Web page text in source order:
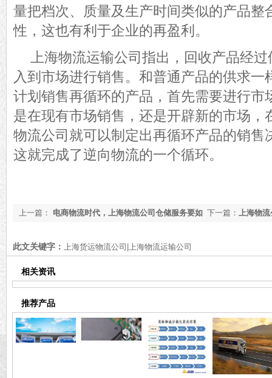
量把档次、质量及生产时间类似的产品整
性 ，这也有利于企业的再盈利 。
上海物流运输公司指出， 回收产品经
入到市场进行销售。和普通产品的供求一
计划销售再循环的产品，首先需要进行市
是在现有市场销售，还是开辟新的市场，
物流公司就可以制定出再循环产品的销售
这就完成了逆向物流的一个循环。
下一篇： 上海物
上一篇：
电商物流时代，上海物流公司仓储服务要如
此文关键字： 上海货运物流公司|上海物流运输公司
相关资讯
推荐产品